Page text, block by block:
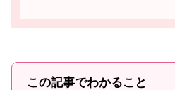
この記事でわかること